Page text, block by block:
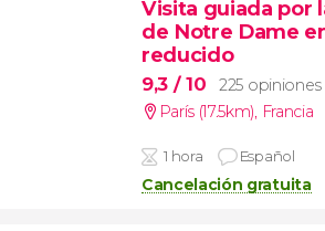
Visita guiada por
de Notre Dame
reducido
9,3 / 10
225 opiniones
París (17.5km), Francia
1 hora Español
Cancelación gratuita